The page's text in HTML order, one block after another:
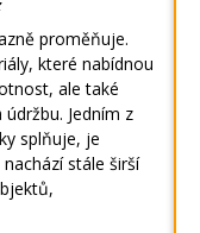
proměňuje.
které nabídnou
ale také
Jedním z
splňuje, je
stále širší